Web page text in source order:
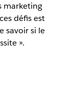
marketing
défis est
savoir si le
».